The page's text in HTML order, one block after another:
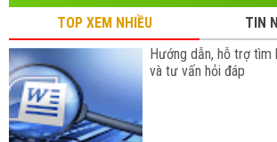
TOP XEM NHIỀU
TIN
Hướng dẫn, hỗ trợ
và tư vấn hỏi đáp